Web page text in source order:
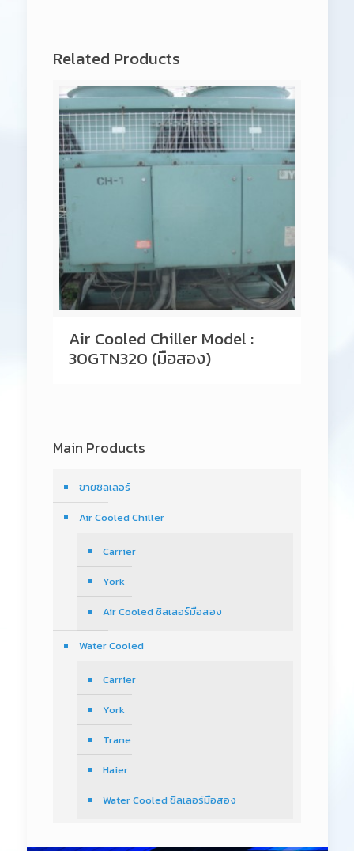
Related Products
Air Cooled Chiller Model :
30GTN320 (มือสอง)
Main Products
ขายชิลเลอร์
Air Cooled Chiller
Carrier
York
Air Cooled ชิลเลอร์มือสอง
Water Cooled
Carrier
York
Trane
Haier
Water Cooled ชิลเลอร์มือสอง